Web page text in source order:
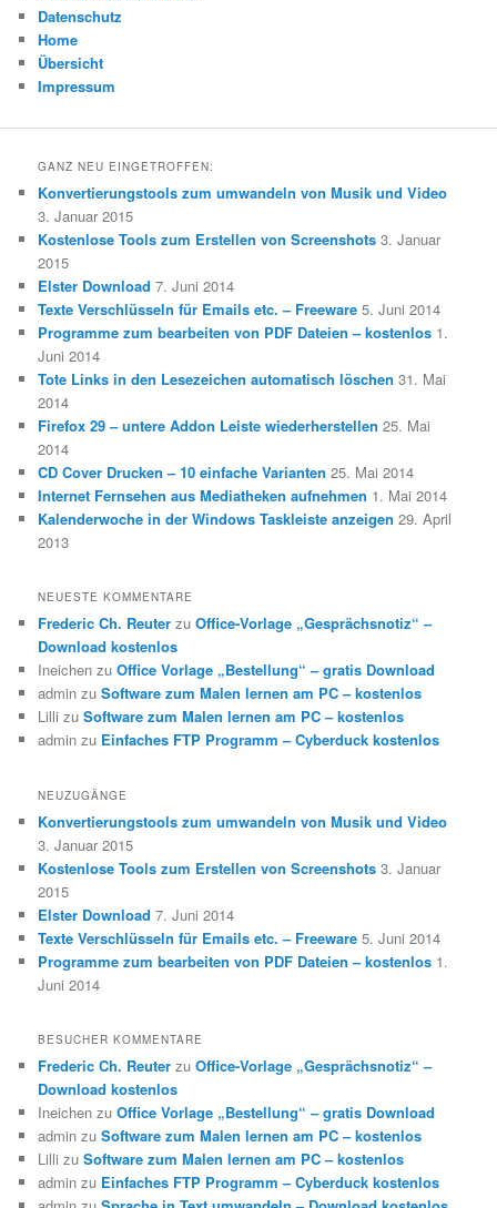
Datenschutz
Home
Übersicht
Impressum
GANZ NEU EINGETROFFEN:
Konvertierungstools zum umwandeln von Musik und Video
3. Januar 2015
Kostenlose Tools zum Erstellen von Screenshots 3. Januar
2015
Elster Download 7. Juni 2014
Texte Verschlüsseln für Emails etc. – Freeware 5. Juni 2014
Programme zum bearbeiten von PDF Dateien – kostenlos 1.
Juni 2014
Tote Links in den Lesezeichen automatisch löschen 31. Mai
2014
Firefox 29 – untere Addon Leiste wiederherstellen 25. Mai
2014
CD Cover Drucken – 10 einfache Varianten 25. Mai 2014
Internet Fernsehen aus Mediatheken aufnehmen 1. Mai 2014
Kalenderwoche in der Windows Taskleiste anzeigen 29. April
2013
NEUESTE KOMMENTARE
Frederic Ch. Reuter zuOffice-Vorlage „Gesprächsnotiz“ –
Download kostenlos
Ineichen zuOffice Vorlage „Bestellung“ – gratis Download
admin zuSoftware zum Malen lernen am PC – kostenlos
Lilli zuSoftware zum Malen lernen am PC – kostenlos
admin zu Einfaches FTP Programm – Cyberduck kostenlos
NEUZUGÄNGE
Konvertierungstools zum umwandeln von Musik und Video
3. Januar 2015
Kostenlose Tools zum Erstellen von Screenshots 3. Januar
2015
Elster Download 7. Juni 2014
Texte Verschlüsseln für Emails etc. – Freeware 5. Juni 2014
Programme zum bearbeiten von PDF Dateien – kostenlos 1.
Juni 2014
BESUCHER KOMMENTARE
Frederic Ch. Reuter zuOffice-Vorlage „Gesprächsnotiz“ –
Download kostenlos
Ineichen zuOffice Vorlage „Bestellung“ – gratis Download
admin zuSoftware zum Malen lernen am PC – kostenlos
Lilli zuSoftware zum Malen lernen am PC – kostenlos
admin zu Einfaches FTP Programm – Cyberduck kostenlos